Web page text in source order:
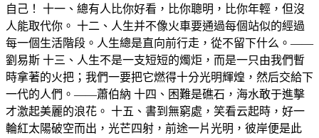
自己！ 十一、總有人比你好看，比你聰明，比你年輕，但沒
人能取代你。 十二、人生并不像火車要通過每個站似的經過
每一個生活階段。人生總是直向前行走，從不留下什么。——
劉易斯 十三、人生不是一支短短的燭炬，而是一只由我們暫
時拿著的火把；我們一要把它燃得十分光明輝煌，然后交給下
一代的人們。——蕭伯納 十四、困難是礁石，海水敢于進擊
才激起美麗的浪花。 十五、書到無窮處，笑看云起時，好一
輪紅太陽破空而出，光芒四射，前途一片光明，彼岸便是此